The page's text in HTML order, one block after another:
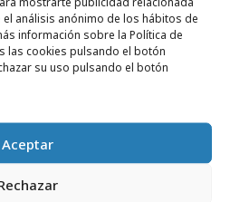
análisis anónimo de los hábitos de
información sobre la Política de
las cookies pulsando el botón
su uso pulsando el botón
Aceptar
"Manolo´Clock"